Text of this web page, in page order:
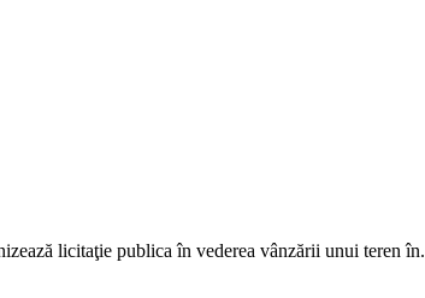
licitaţie publica în vederea vânzării unui teren